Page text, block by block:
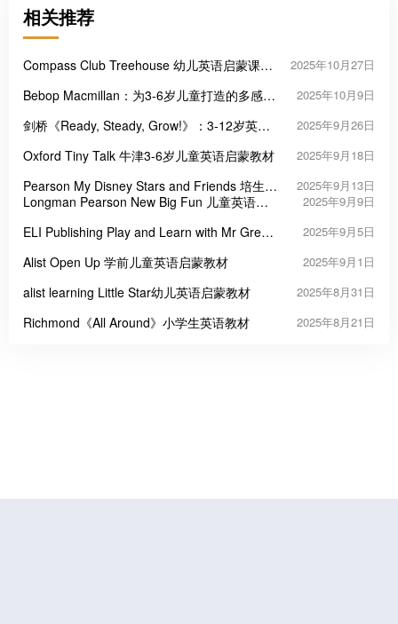
相关推荐
Compass Club Treehouse 幼儿英语启蒙课程
2025年10月27日
Bebop Macmillan：为3-6岁儿童打造的多感官
2025年10月9日
剑桥《Ready, Steady, Grow!》：3-12岁英语
2025年9月26日
Oxford Tiny Talk 牛津3-6岁儿童英语启蒙教材 2025年9月18日
Pearson My Disney Stars and Friends 培生迪
士尼学前英语教材
2025年9月13日
Longman Pearson New Big Fun 儿童英语启
2025年9月9日
ELI Publishing Play and Learn with Mr Green
2025年9月5日
Alist Open Up 学前儿童英语启蒙教材 2025年9月1日
alist learning Little Star幼儿英语启蒙教材 2025年8月31日
Richmond《All Around》小学生英语教材 2025年8月21日